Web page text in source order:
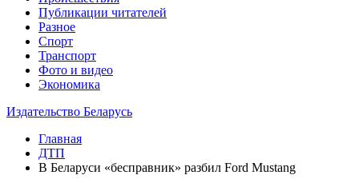
Публикации читателей
Разное
Спорт
Транспорт
Фото и видео
Экономика
Издательство Беларусь
Главная
ДТП
В Беларуси «бесправник» разбил Ford Mustang